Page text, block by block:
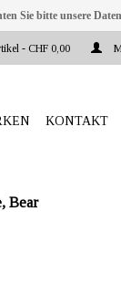
- CHF 0,00
KONTAKT
Bear
Sie bitte unsere